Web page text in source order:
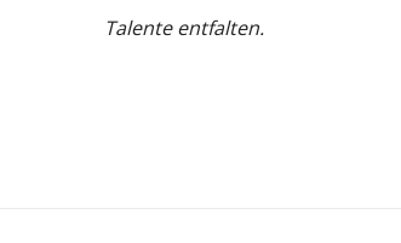
Talente entfalten.